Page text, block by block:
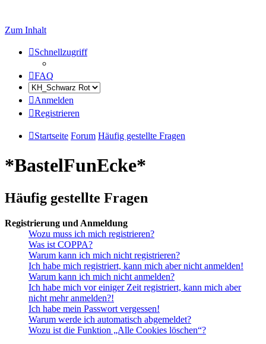
Zum Inhalt
Schnellzugriff
FAQ
Anmelden
Registrieren
Startseite Forum Häufig gestellte Fragen
*BastelFunEcke*
Häufig gestellte Fragen
Registrierung und Anmeldung
Wozu muss ich mich registrieren?
Was ist COPPA?
Warum kann ich mich nicht registrieren?
Ich habe mich registriert, kann mich aber nicht anmelden!
Warum kann ich mich nicht anmelden?
Ich habe mich vor einiger Zeit registriert, kann mich aber
nicht mehr anmelden?!
Ich habe mein Passwort vergessen!
Warum werde ich automatisch abgemeldet?
Wozu ist die Funktion „Alle Cookies löschen“?